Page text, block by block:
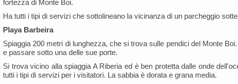
fortezza di Monte Boi.
Ha tutti i tipi di servizi che sottolineano la vicinanza di un parcheggio
Playa Barbeira
Spiaggia 200 metri di lunghezza, che si trova sulle pendici del Monte
e passare sotto una delle sue porte.
Si trova vicino alla spiaggia A Riberia ed è ben protetta dalle onde
tutti i tipi di servizi per i visitatori. La sabbia è dorata e grana media.